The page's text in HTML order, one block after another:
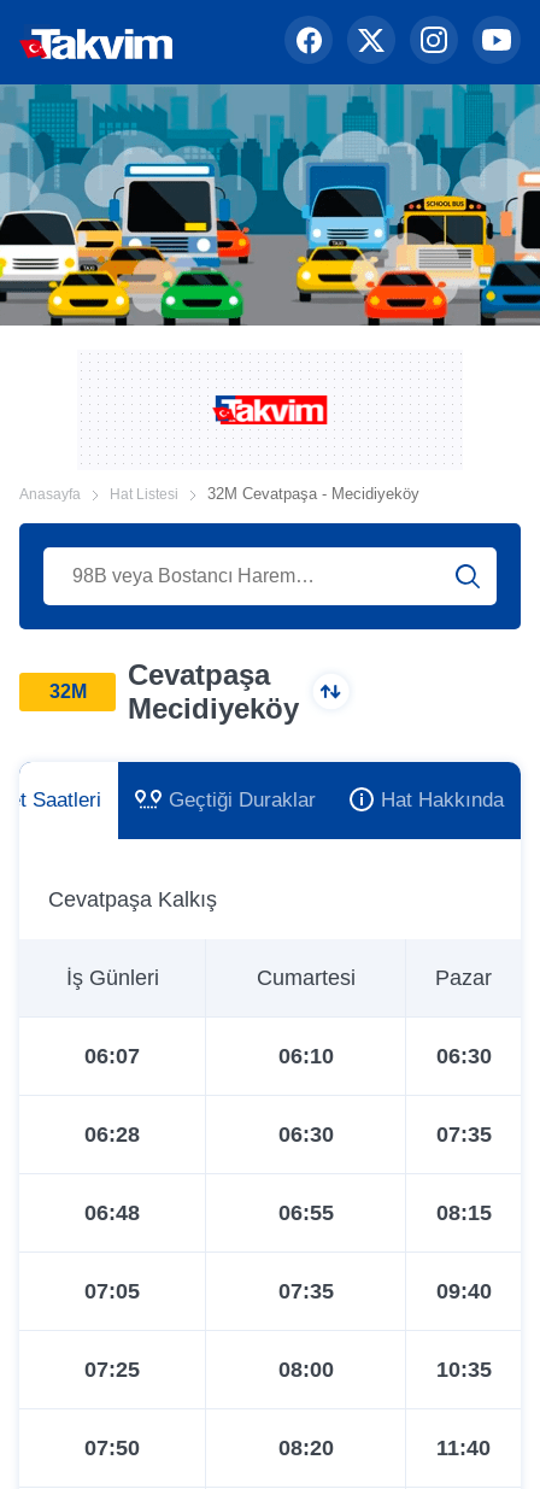
Anasayfa Hat Listesi 32M Cevatpaşa - Mecidiyeköy
32M
Cevatpaşa
Mecidiyeköy
Saatleri Geçtiği Duraklar Hat Hakkında
Cevatpaşa Kalkış
İş Günleri Cumartesi Pazar
06:07 06:10 06:30
06:28 06:30 07:35
06:48 06:55 08:15
07:05 07:35 09:40
07:25 08:00 10:35
07:50 08:20 11:40